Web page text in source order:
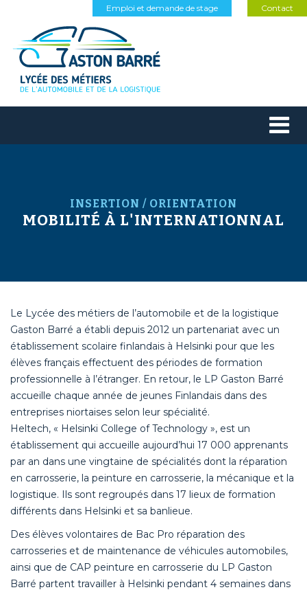
Contact
Emploi et demande de stage
INSERTION / ORIENTATION
MOBILITÉ À L'INTERNATIONNAL
Le Lycée des métiers de l’automobile et de la logistique
Gaston Barré a établi depuis 2012 un partenariat avec un
établissement scolaire finlandais à Helsinki pour que les
élèves français effectuent des périodes de formation
professionnelle à l’étranger. En retour, le LP Gaston Barré
accueille chaque année de jeunes Finlandais dans des
entreprises niortaises selon leur spécialité.
Heltech, « Helsinki College of Technology », est un
établissement qui accueille aujourd’hui 17 000 apprenants
par an dans une vingtaine de spécialités dont la réparation
en carrosserie, la peinture en carrosserie, la mécanique et la
logistique. Ils sont regroupés dans 17 lieux de formation
différents dans Helsinki et sa banlieue.
Des élèves volontaires de Bac Pro réparation des
carrosseries et de maintenance de véhicules automobiles,
ainsi que de CAP peinture en carrosserie du LP Gaston
Barré partent travailler à Helsinki pendant 4 semaines dans